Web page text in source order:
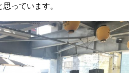
っています。